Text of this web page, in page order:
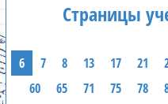
Страницы
6 7 8 13 17 21
60
65 71 75 78